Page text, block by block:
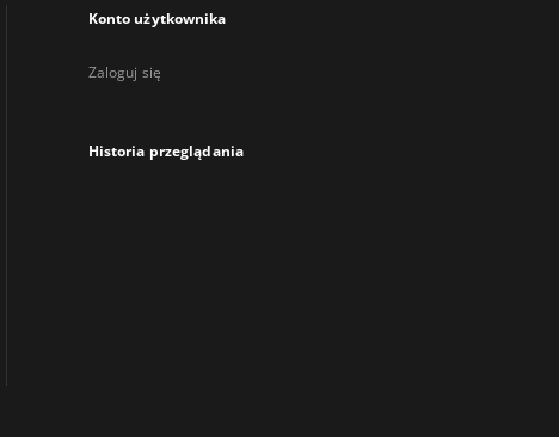
Konto użytkownika
Zaloguj się
Historia przeglądania